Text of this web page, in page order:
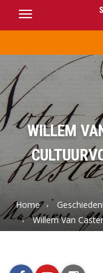
Toggle
navigation
Stadsarchief
Mechelen
WILLEM
Home
Willem Van